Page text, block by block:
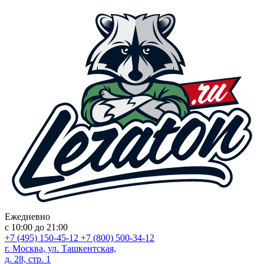
Ежедневно
с 10:00 до 21:00
+7 (495) 150-45-12 +7 (800) 500-34-12
г. Москва, ул. Ташкентская,
д. 28, стр. 1